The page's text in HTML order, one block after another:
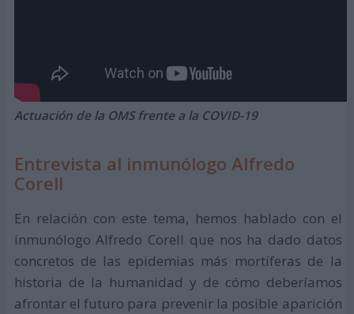
Actuación de la OMS frente a la COVID-19
Entrevista al inmunólogo Alfredo
Corell
En relación con este tema, hemos hablado con el
inmunólogo Alfredo Corell que nos ha dado datos
concretos de las epidemias más mortíferas de la
historia de la humanidad y de cómo deberíamos
afrontar el futuro para prevenir la posible aparición